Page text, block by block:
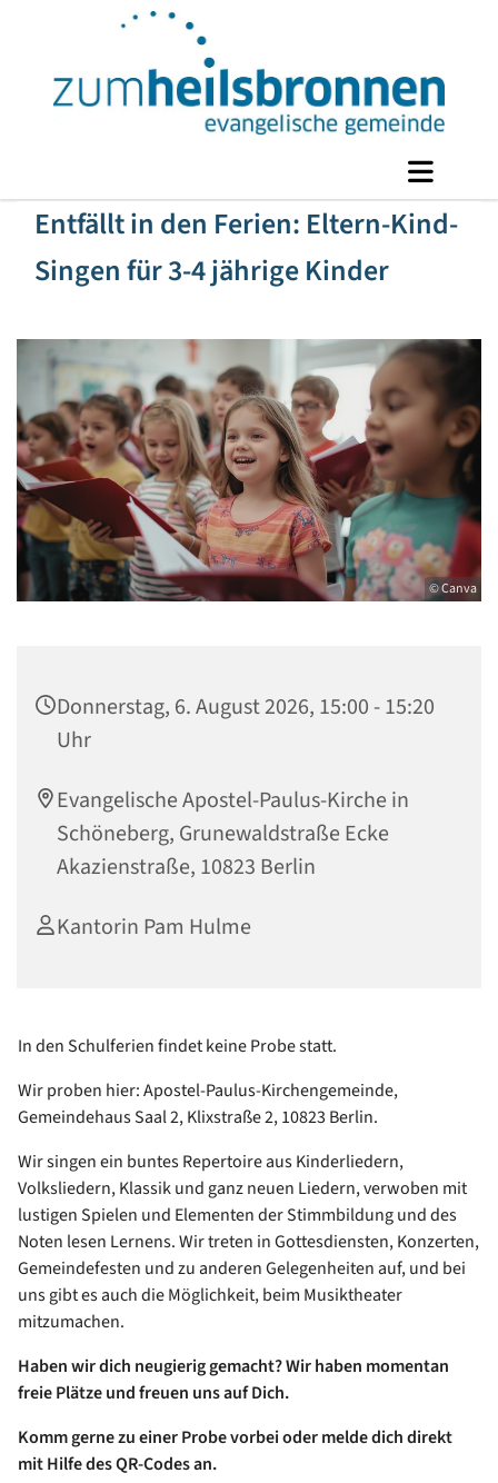
Entfällt in den Ferien: Eltern-Kind-
Singen für 3-4 jährige Kinder
© Canva
Donnerstag, 6. August 2026, 15:00 - 15:20
Uhr
Evangelische Apostel-Paulus-Kirche in
Schöneberg, Grunewaldstraße Ecke
Akazienstraße, 10823 Berlin
Kantorin Pam Hulme
In den Schulferien findet keine Probe statt.
Wir proben hier: Apostel-Paulus-Kirchengemeinde,
Gemeindehaus Saal 2, Klixstraße 2, 10823 Berlin.
Wir singen ein buntes Repertoire aus Kinderliedern,
Volksliedern, Klassik und ganz neuen Liedern, verwoben mit
lustigen Spielen und Elementen der Stimmbildung und des
Noten lesen Lernens. Wir treten in Gottesdiensten, Konzerten,
Gemeindefesten und zu anderen Gelegenheiten auf, und bei
uns gibt es auch die Möglichkeit, beim Musiktheater
mitzumachen.
Haben wir dich neugierig gemacht? Wir haben momentan
freie Plätze und freuen uns auf Dich.
Komm gerne zu einer Probe vorbei oder melde dich direkt
mit Hilfe des QR-Codes an.